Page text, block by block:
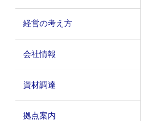
経営の考え方
会社情報
資材調達
拠点案内